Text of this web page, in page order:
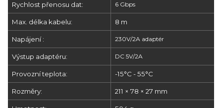
Rychlost přenosu dat: 6 Gbps
Max. délka kabelu: 8 m
Napájení : 230V/2A adaptér
Výstup adaptéru: DC 5V/2A
Provozní teplota: -15°C - 55°C
Rozměry: 211 × 78 × 27 mm